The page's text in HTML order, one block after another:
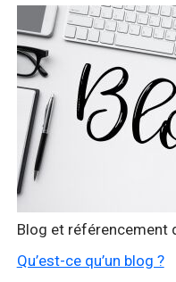
Blog et référencement
Qu’est-ce qu’un blog ?